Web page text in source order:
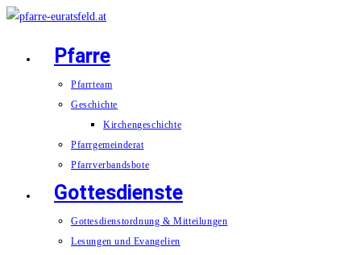
Zum
springen
Pfarre
Pfarrteam
Geschichte
Kirchengeschichte
Pfarrgemeinderat
Pfarrverbandsbote
Gottesdienste
Gottesdienstordnung & Mitteilungen
Lesungen und Evangelien